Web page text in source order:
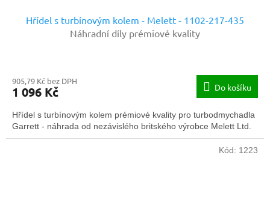
Hřídel s turbínovým kolem - Melett - 1102-217-435
Náhradní díly prémiové kvality
905,79 Kč bez DPH
1 096 Kč Do košíku
Hřídel s turbínovým kolem prémiové kvality pro turbodmychadla
Garrett - náhrada od nezávislého britského výrobce Melett Ltd.
Kód: 1223